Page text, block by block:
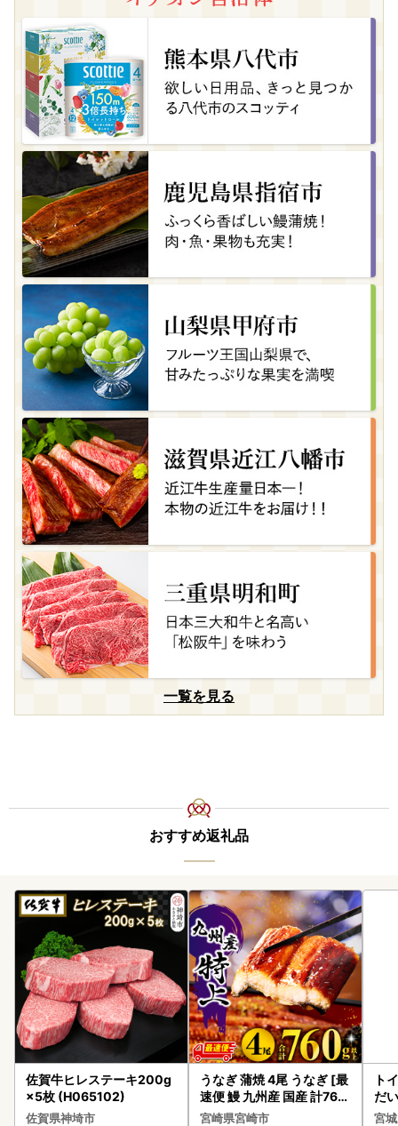
一覧を見る
おすすめ返礼品
佐賀牛ヒレステーキ200g
×5枚 (H065102)
佐賀県神埼市
うなぎ 蒲焼 4尾 うなぎ [最
速便 鰻 九州産 国産 計760
g以上]
宮崎県宮崎市
ト
だ
6ロ
宮